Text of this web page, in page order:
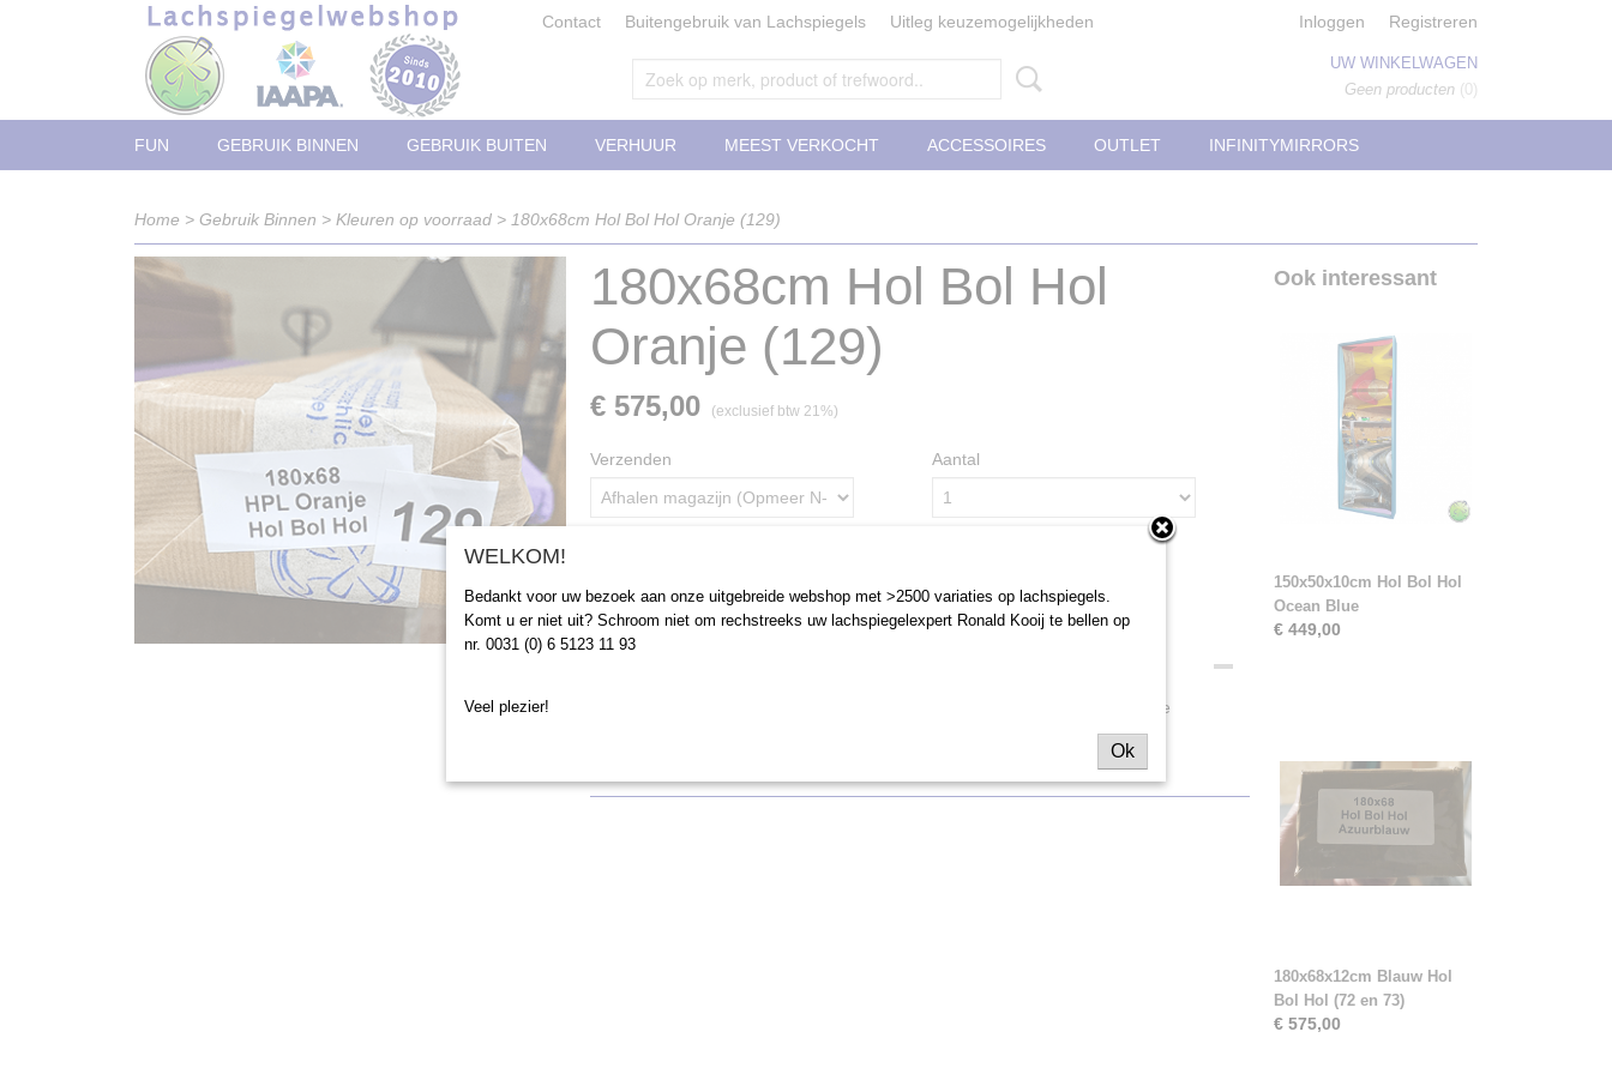
Contact Buitengebruik van Lachspiegels Uitleg keuzemogelijkheden Inloggen Registreren
UW WINKELWAGEN
Geen producten (0)
FUN GEBRUIK BINNEN GEBRUIK BUITEN VERHUUR MEEST VERKOCHT ACCESSOIRES OUTLET INFINITYMIRRORS
Home > Gebruik Binnen > Kleuren op voorraad > 180x68cm Hol Bol Hol Oranje (129)
180x68cm Hol Bol Hol
Oranje (129)
€ 575,00 (exclusief btw 21%)
Verzenden Aantal
Een hele mooie lachspiegel in een van de populairste vormen en zeker in de
Ook interessant
150x50x10cm Hol Bol Hol
Ocean Blue
€ 449,00
180x68x12cm Blauw Hol
Bol Hol (72 en 73)
€ 575,00
WELKOM!
Bedankt voor uw bezoek aan onze uitgebreide webshop met >2500 variaties op lachspiegels.
Komt u er niet uit? Schroom niet om rechstreeks uw lachspiegelexpert Ronald Kooij te bellen op
nr. 0031 (0) 6 5123 11 93
Veel plezier!
Ok